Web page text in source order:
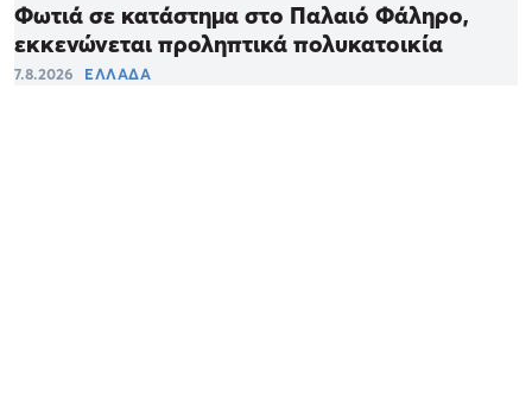
Φωτιά σε κατάστημα στο Παλαιό Φάληρο,
εκκενώνεται προληπτικά πολυκατοικία
7.8.2026 ΕΛΛΑΔΑ